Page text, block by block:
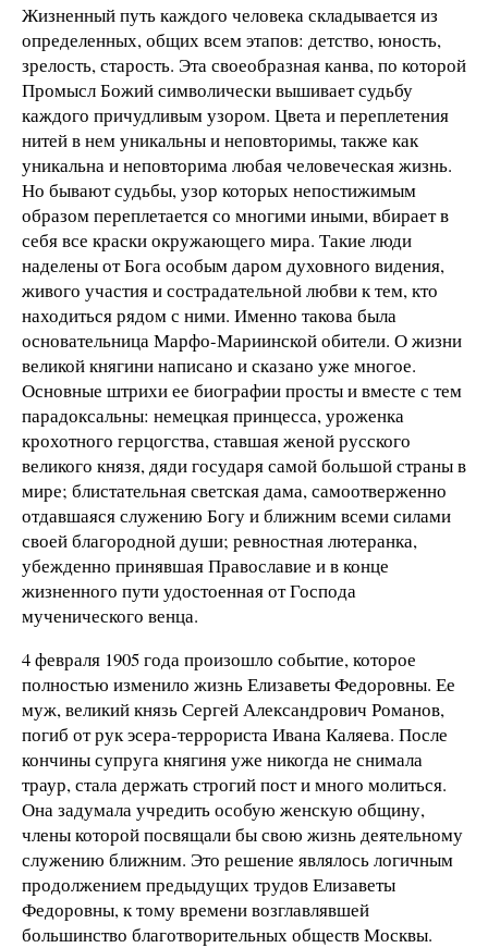
Жизненный путь каждого человека складывается из
определенных, общих всем этапов: детство, юность,
зрелость, старость. Эта своеобразная канва, по которой
Промысл Божий символически вышивает судьбу
каждого причудливым узором. Цвета и переплетения
нитей в нем уникальны и неповторимы, также как
уникальна и неповторима любая человеческая жизнь.
Но бывают судьбы, узор которых непостижимым
образом переплетается со многими иными, вбирает в
себя все краски окружающего мира. Такие люди
наделены от Бога особым даром духовного видения,
живого участия и сострадательной любви к тем, кто
находиться рядом с ними. Именно такова была
основательница Марфо-Мариинской обители. О жизни
великой княгини написано и сказано уже многое.
Основные штрихи ее биографии просты и вместе с тем
парадоксальны: немецкая принцесса, уроженка
крохотного герцогства, ставшая женой русского
великого князя, дяди государя самой большой страны в
мире; блистательная светская дама, самоотверженно
отдавшаяся служению Богу и ближним всеми силами
своей благородной души; ревностная лютеранка,
убежденно принявшая Православие и в конце
жизненного пути удостоенная от Господа
мученического венца.
4 февраля 1905 года произошло событие, которое
полностью изменило жизнь Елизаветы Федоровны. Ее
муж, великий князь Сергей Александрович Романов,
погиб от рук эсера-террориста Ивана Каляева. После
кончины супруга княгиня уже никогда не снимала
траур, стала держать строгий пост и много молиться.
Она задумала учредить особую женскую общину,
члены которой посвящали бы свою жизнь деятельному
служению ближним. Это решение являлось логичным
продолжением предыдущих трудов Елизаветы
Федоровны, к тому времени возглавлявшей
большинство благотворительных обществ Москвы.